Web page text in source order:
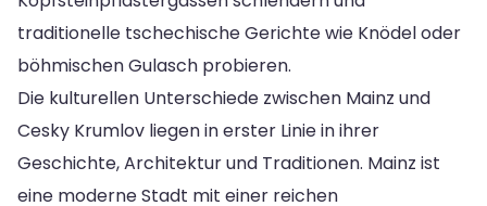
traditionelle tschechische Gerichte wie Knödel oder
böhmischen Gulasch probieren.
Die kulturellen Unterschiede zwischen Mainz und
Cesky Krumlov liegen in erster Linie in ihrer
Geschichte, Architektur und Traditionen. Mainz ist
eine moderne Stadt mit einer reichen